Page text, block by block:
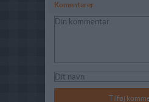
Komentarer